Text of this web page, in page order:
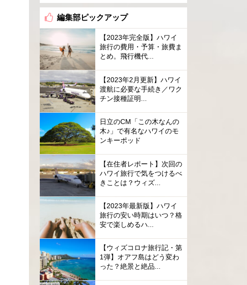
編集部ピックアップ
【2023年完全版】ハワイ
旅行の費用・予算・旅費ま
とめ。飛行機代...
【2023年2月更新】ハワイ
渡航に必要な手続き／ワク
チン接種証明...
日立のCM「この木なんの
木♪」で有名なハワイのモ
ンキーポッド
【在住者レポート】次回の
ハワイ旅行で気をつけるべ
きことは？ウィズ...
【2023年最新版】ハワイ
旅行の安い時期はいつ？格
安で楽しめるハ...
【ウィズコロナ旅行記・第
1弾】オアフ島はどう変わ
った？絶景と絶品...